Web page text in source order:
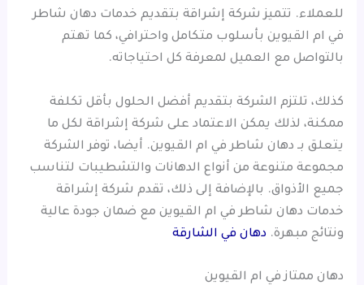
للعملاء. تتميز شركة إشراقة بتقديم خدمات دهان شاطر
في ام القيوين بأسلوب متكامل واحترافي، كما تهتم
بالتواصل مع العميل لمعرفة كل احتياجاته.
كذلك، تلتزم الشركة بتقديم أفضل الحلول بأقل تكلفة
ممكنة، لذلك يمكن الاعتماد على شركة إشراقة لكل ما
يتعلق بـ دهان شاطر في ام القيوين. أيضا، توفر الشركة
مجموعة متنوعة من أنواع الدهانات والتشطيبات لتناسب
جميع الأذواق. بالإضافة إلى ذلك، تقدم شركة إشراقة
خدمات دهان شاطر في ام القيوين مع ضمان جودة عالية
ونتائج مبهرة. دهان في الشارقة
دهان ممتاز في ام القيوين